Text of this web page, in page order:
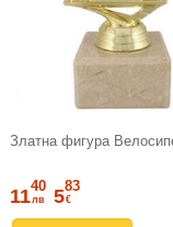
Златна фигура
1140
лв 583
€